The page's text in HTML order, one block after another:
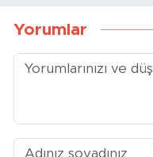
Yorumlar